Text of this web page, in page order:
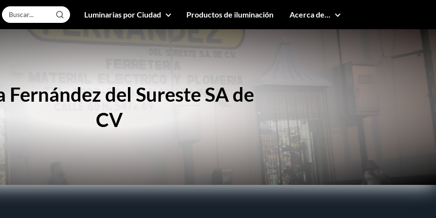
Luminarias por Ciudad Productos de iluminación Acerca de...
Fernández del Sureste SA de
CV